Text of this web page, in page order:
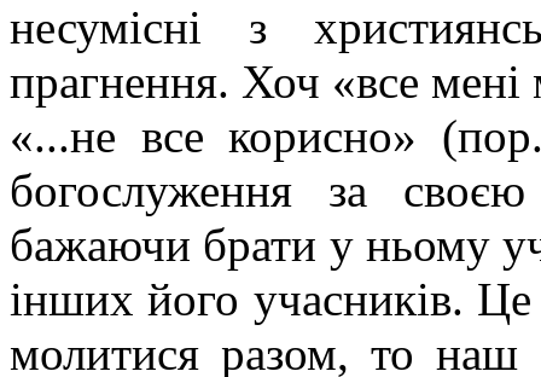
несумісні з
прагнення. Хоч «все
«...не все корисно»
богослуження за
бажаючи брати у ньому
інших його учасників.
молитися разом, то наш